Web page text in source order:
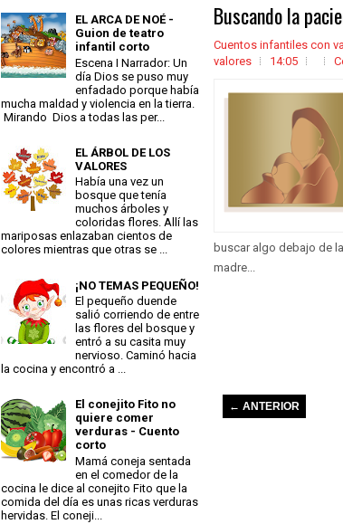
Buscando la
Cuentos infantiles con
valores
14:05
buscar algo debajo de
madre...
← ANTERIOR
EL ARCA DE NOÉ -
Guion de teatro
infantil corto
Escena I Narrador: Un
día Dios se puso muy
enfadado porque había
mucha maldad y violencia en la tierra.
Mirando Dios a todas las per...
EL ÁRBOL DE LOS
VALORES
Había una vez un
bosque que tenía
muchos árboles y
coloridas flores. Allí las
mariposas enlazaban cientos de
colores mientras que otras se ...
¡NO TEMAS PEQUEÑO!
El pequeño duende
salió corriendo de entre
las flores del bosque y
entró a su casita muy
nervioso. Caminó hacia
la cocina y encontró a ...
El conejito Fito no
quiere comer
verduras - Cuento
corto
Mamá coneja sentada
en el comedor de la
cocina le dice al conejito Fito que la
comida del día es unas ricas verduras
hervidas. El coneji...